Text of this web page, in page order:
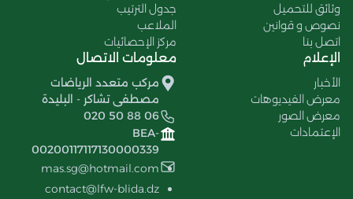
وثائق للتحميل
نصوص و قوانين
اتصل بنا
جدول الترتيب
الملاعب
مركز الإحصائيات
الإعلام
الأخبار
معرض الفيديوهات
معرض الصور
الإعتمادات
معلومات الاتصال
مركب متعدد الرياضات
مصطفى تشاكر - البليدة
020 50 88 06
BEA-
00200117117130000339
mas.sg@hotmail.com
contact@lfw-blida.dz